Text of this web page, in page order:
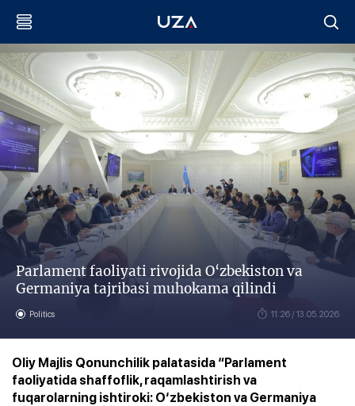
Parlament faoliyati rivojida O‘zbekiston va
Germaniya tajribasi muhokama qilindi
Politics 11:26 / 13.05.2026
Oliy Majlis Qonunchilik palatasida “Parlament
faoliyatida shaffoflik, raqamlashtirish va
fuqarolarning ishtiroki: O‘zbekiston va Germaniya